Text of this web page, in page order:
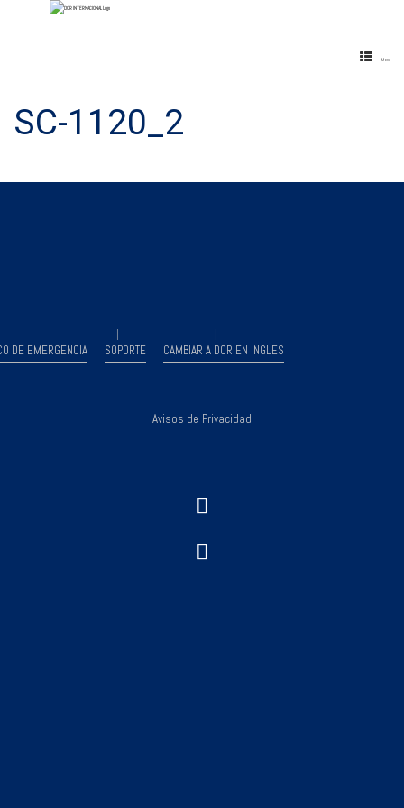
Menu
SC-1120_2
DE EMERGENCIA SOPORTE CAMBIAR A DOR EN INGLES
Avisos de Privacidad